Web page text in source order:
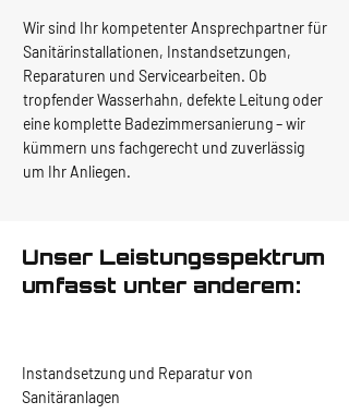
Wir sind Ihr kompetenter Ansprechpartner für
Sanitärinstallationen, Instandsetzungen,
Reparaturen und Servicearbeiten. Ob
tropfender Wasserhahn, defekte Leitung oder
eine komplette Badezimmersanierung – wir
kümmern uns fachgerecht und zuverlässig
um Ihr Anliegen.
Unser Leistungsspektrum
umfasst unter anderem:
Instandsetzung und Reparatur von
Sanitäranlagen